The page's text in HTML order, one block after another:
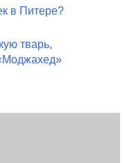
в Питере?
тварь,